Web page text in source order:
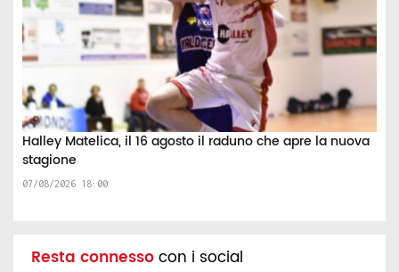
Halley Matelica, il 16 agosto il raduno che apre la nuova
stagione
07/08/2026 18:00
Resta connessocon i social